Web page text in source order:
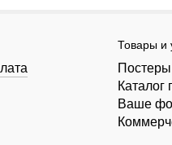
Товары и
Постеры
Каталог
Ваше